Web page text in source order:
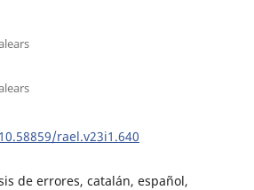
rael.v23i1.640
de errores, catalán, español,